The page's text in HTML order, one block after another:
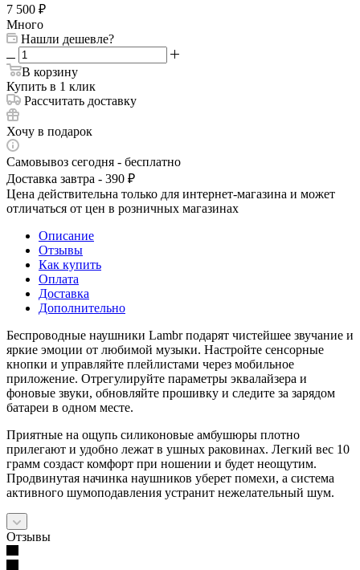
7 500 ₽
Много
Нашли дешевле?
В корзину
Купить в 1 клик
Рассчитать доставку
Хочу в подарок
Самовывоз сегодня - бесплатно
Доставка завтра - 390 ₽
Цена действительна только для интернет-магазина и может
отличаться от цен в розничных магазинах
Описание
Отзывы
Как купить
Оплата
Доставка
Дополнительно
Беспроводные наушники Lambr подарят чистейшее звучание и
яркие эмоции от любимой музыки. Настройте сенсорные
кнопки и управляйте плейлистами через мобильное
приложение. Отрегулируйте параметры эквалайзера и
фоновые звуки, обновляйте прошивку и следите за зарядом
батареи в одном месте.
Приятные на ощупь силиконовые амбушюры плотно
прилегают и удобно лежат в ушных раковинах. Легкий вес 10
грамм создаст комфорт при ношении и будет неощутим.
Продвинутая начинка наушников уберет помехи, а система
активного шумоподавления устранит нежелательный шум.
Отзывы